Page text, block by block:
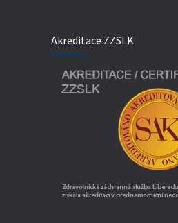
Akreditace ZZSLK